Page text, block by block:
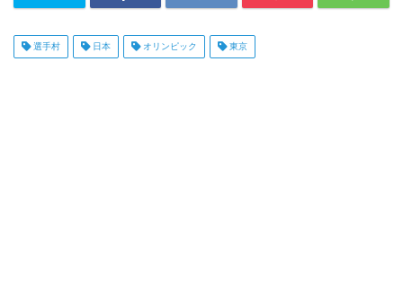
選手村 日本 オリンピック 東京